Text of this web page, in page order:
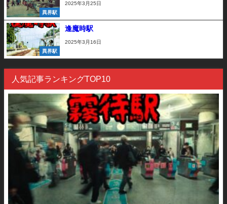
異界駅
2025年3月25日
異界駅
逢魔時駅
2025年3月16日
人気記事ランキングTOP10